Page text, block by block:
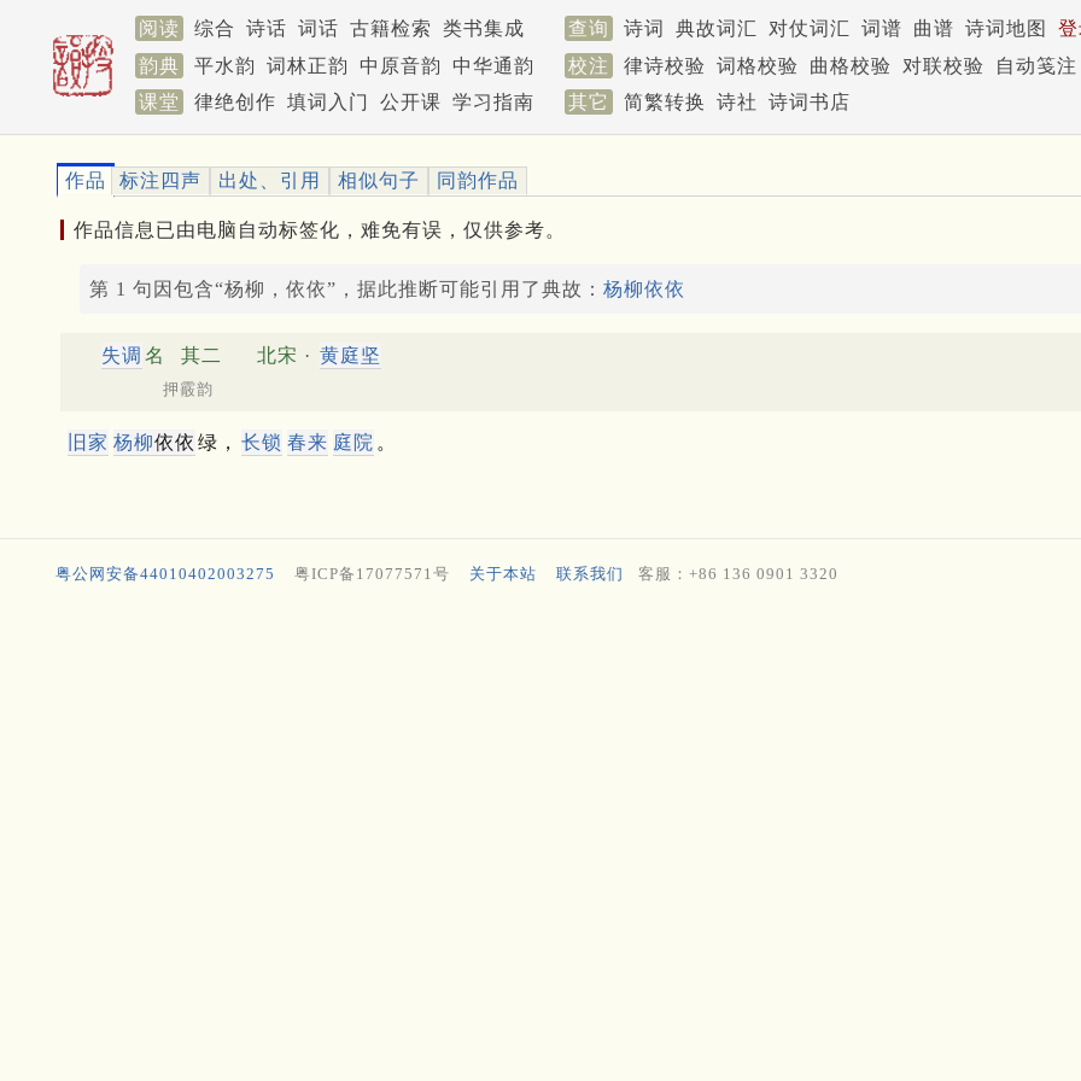
阅读 综合 诗话 词话 古籍检索 类书集成 查询 诗词 典故词汇 对仗词汇 词谱 曲谱 诗词地图
韵典
平水韵 词林正韵 中原音韵 中华通韵 校注 律诗校验 词格校验 曲格校验 对联校验
自动笺注
课堂
律绝创作 填词入门 公开课 学习指南 其它 简繁转换 诗社 诗词书店
作品 标注四声 出处、引用 相似句子 同韵作品
作品信息已由电脑自动标签化，难免有误，仅供参考。
第 1 句因包含“杨柳，依依”，据此推断可能引用了典故： 杨柳依依
失调 名 其二 北宋 · 黄庭坚
押霰韵
旧家 杨柳依依 绿， 长锁 春来 庭院 。
粤公网安备44010402003275 粤ICP备17077571号 关于本站 联系我们 客服：+86 136 0901 3320